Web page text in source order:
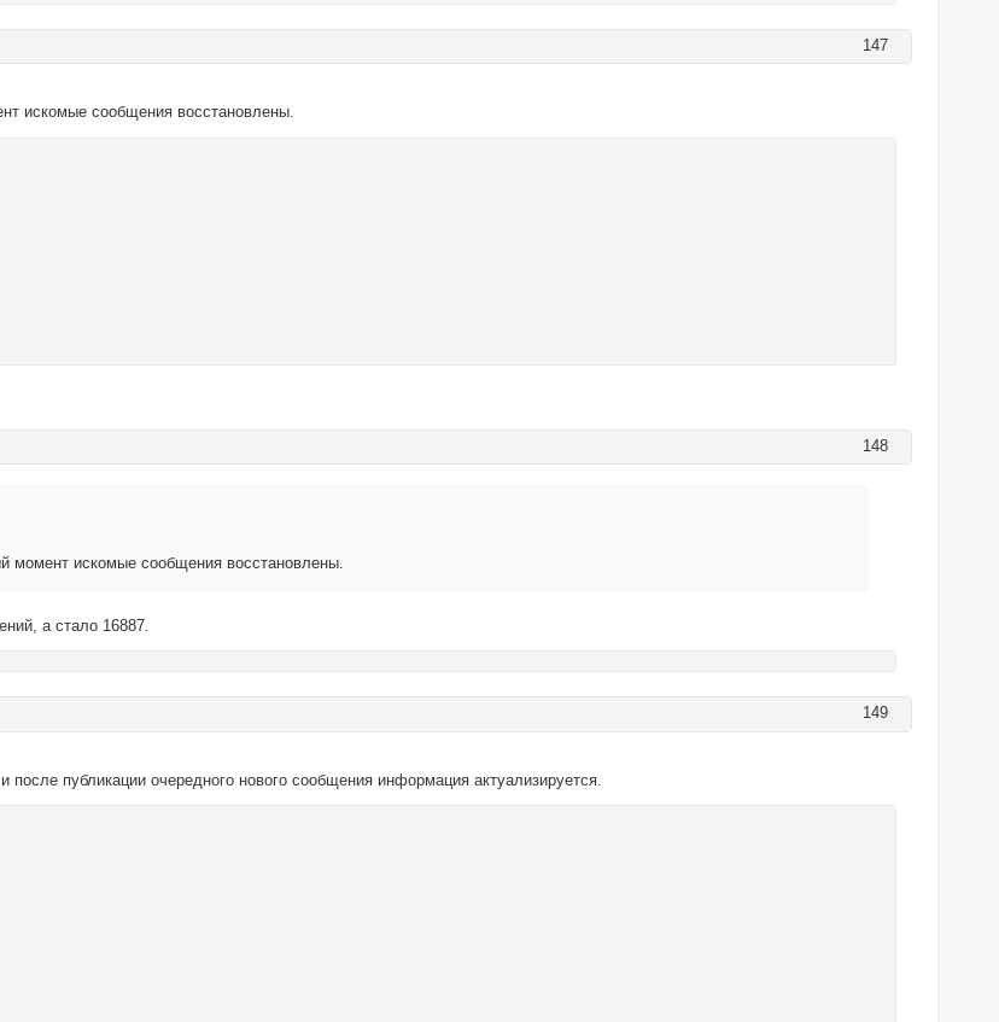
147
искомые сообщения восстановлены.
148
момент искомые сообщения восстановлены.
а стало 16887.
149
после публикации очередного нового сообщения информация актуализируется.